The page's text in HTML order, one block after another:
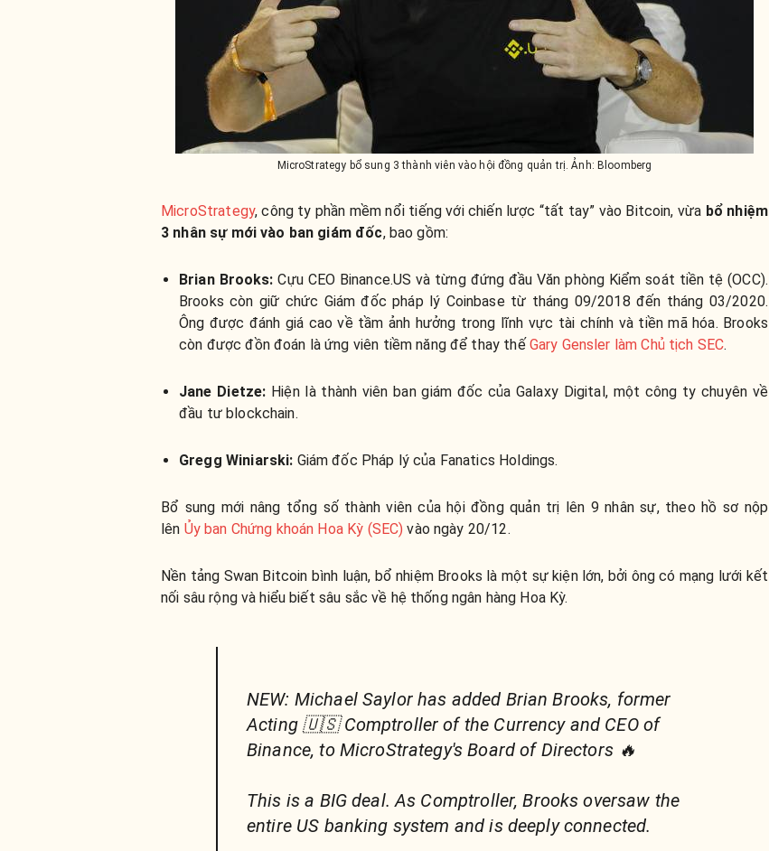
MicroStrategy bổ sung 3 thành viên vào hội đồng quản trị. Ảnh: Bloomberg
MicroStrategy, công ty phần mềm nổi tiếng với chiến lược “tất tay” vào Bitcoin, vừa bổ nhiệm
3 nhân sự mới vào ban giám đốc, bao gồm:
Brian Brooks:Cựu CEO Binance.US và từng đứng đầu Văn phòng Kiểm soát tiền tệ (OCC).
Brooks còn giữ chức Giám đốc pháp lý Coinbase từ tháng 09/2018 đến tháng 03/2020.
Ông được đánh giá cao về tầm ảnh hưởng trong lĩnh vực tài chính và tiền mã hóa. Brooks
còn được đồn đoán là ứng viên tiềm năng để thay thế Gary Gensler làm Chủ tịch SEC.
Jane Dietze: Hiện là thành viên ban giám đốc của Galaxy Digital, một công ty chuyên về
đầu tư blockchain.
Gregg Winiarski: Giám đốc Pháp lý của Fanatics Holdings.
Bổ sung mới nâng tổng số thành viên của hội đồng quản trị lên 9 nhân sự, theo hồ sơ nộp
lên Ủy ban Chứng khoán Hoa Kỳ (SEC) vào ngày 20/12.
Nền tảng Swan Bitcoin bình luận, bổ nhiệm Brooks là một sự kiện lớn, bởi ông có mạng lưới kết
nối sâu rộng và hiểu biết sâu sắc về hệ thống ngân hàng Hoa Kỳ.
NEW: Michael Saylor has added Brian Brooks, former
Acting 🇺🇸 Comptroller of the Currency and CEO of
Binance, to MicroStrategy's Board of Directors 🔥
This is a BIG deal. As Comptroller, Brooks oversaw the
entire US banking system and is deeply connected.